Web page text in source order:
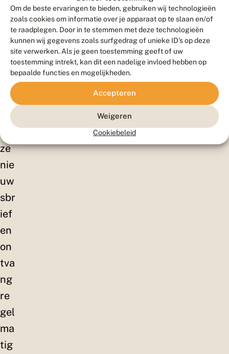
Om de beste ervaringen te bieden, gebruiken wij technologieën
zoals cookies om informatie over je apparaat op te slaan en/of
te raadplegen. Door in te stemmen met deze technologieën
kunnen wij gegevens zoals surfgedrag of unieke ID's op deze
site verwerken. Als je geen toestemming geeft of uw
toestemming intrekt, kan dit een nadelige invloed hebben op
bepaalde functies en mogelijkheden.
Accepteren
Weigeren
Cookiebeleid
en!
Sc
hrij
f je
vo
on
ze
nie
uw
sbr
ief
en
on
tva
ng
re
gel
ma
tig